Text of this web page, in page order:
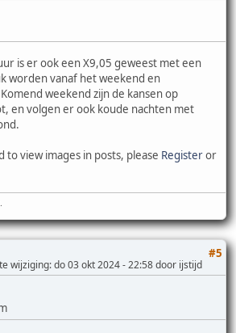
is er ook een X9,05 geweest met een
worden vanaf het weekend en
weekend zijn de kansen op
en volgen er ook koude nachten met
to view images in posts, please Registeror
#5
wijziging: do 03 okt 2024 - 22:58 door ijstijd